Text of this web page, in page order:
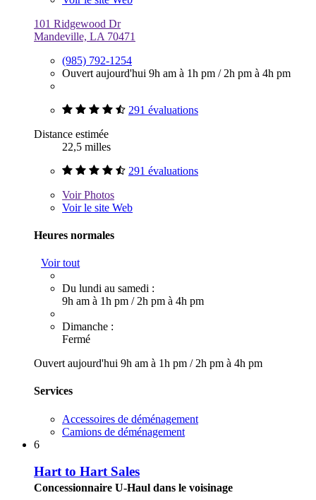
101 Ridgewood Dr
Mandeville, LA 70471
(985) 792-1254
Ouvert aujourd'hui 9h am à 1h pm / 2h pm à 4h pm
291 évaluations
Distance estimée
22,5 milles
291 évaluations
VoirPhotos
Voir le site Web
Heures normales
Voir tout
Du lundi au samedi :
9h am à 1h pm / 2h pm à 4h pm
Dimanche :
Fermé
Ouvert aujourd'hui 9h am à 1h pm / 2h pm à 4h pm
Services
Accessoires de déménagement
Camions de déménagement
6
Hart to Hart Sales
Concessionnaire U-Haul dans le voisinage